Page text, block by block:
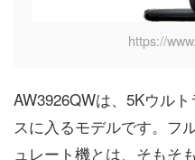
https://
AW3926QWは、5Kウル
スに入るモデルです。フ
ュレート機とは、そもそ